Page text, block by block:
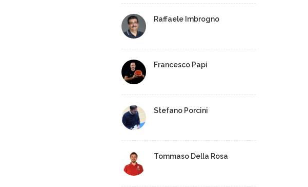
Raffaele Imbrogno
Francesco Papi
Stefano Porcini
Tommaso Della Rosa